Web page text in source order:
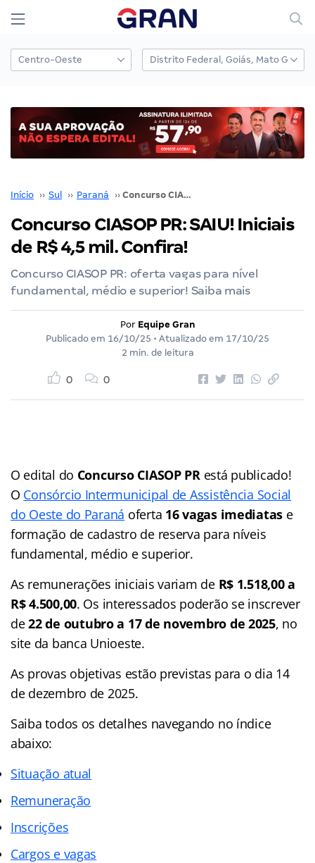
Início ›› Sul ›› Paraná ›› Concurso CIASOP PR: SAIU! Iniciais de R$ 4,5 mil. Confira!
Concurso CIASOP PR: SAIU! Iniciais
de R$ 4,5 mil. Confira!
Concurso CIASOP PR: oferta vagas para nível
fundamental, médio e superior! Saiba mais
Por Equipe Gran
Publicado em 16/10/25 • Atualizado em 17/10/25
2 min. de leitura
0 0
O edital do Concurso CIASOP PRestá publicado!
O Consórcio Intermunicipal de Assistência Social
do Oeste do Paraná oferta 16 vagas imediatas e
formação de cadastro de reserva para níveis
fundamental, médio e superior.
As remunerações iniciais variam de R$ 1.518,00 a
R$ 4.500,00. Os interessados poderão se inscrever
de22 de outubro a 17 de novembro de 2025, no
site da banca Unioeste.
As provas objetivas estão previstas para o dia 14
de dezembro de 2025.
Saiba todos os detalhes navegando no índice
abaixo:
Situação atual
Remuneração
Inscrições
Cargos e vagas